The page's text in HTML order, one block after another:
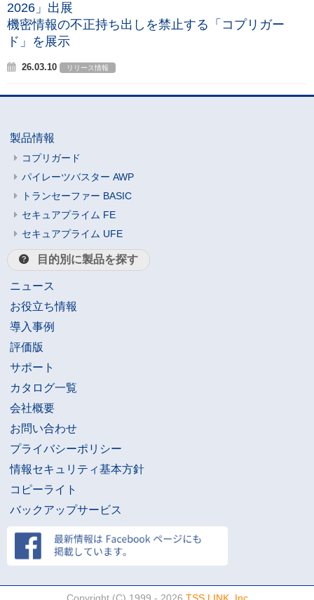
2026」出展
機密情報の不正持ち出しを禁止する「コプリガー
ド」を展示
26.03.10 リリース情報
製品情報
コプリガード
パイレーツバスター AWP
トランセーファー BASIC
セキュアプライム FE
セキュアプライム UFE
目的別に製品を探す
ニュース
お役立ち情報
導入事例
評価版
サポート
カタログ一覧
会社概要
お問い合わせ
プライバシーポリシー
情報セキュリティ基本方針
コピーライト
バックアップサービス